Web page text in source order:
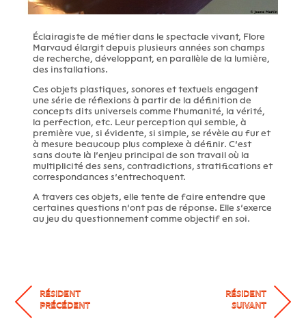
Éclairagiste de métier dans le spectacle vivant, Flore
Marvaud élargit depuis plusieurs années son champs
de recherche, développant, en parallèle de la lumière,
des installations.
Ces objets plastiques, sonores et textuels engagent
une série de réflexions à partir de la définition de
concepts dits universels comme l’humanité, la vérité,
la perfection, etc. Leur perception qui semble, à
première vue, si évidente, si simple, se révèle au fur et
à mesure beaucoup plus complexe à définir. C’est
sans doute là l’enjeu principal de son travail où la
multiplicité des sens, contradictions, stratifications et
correspondances s’entrechoquent.
A travers ces objets, elle tente de faire entendre que
certaines questions n’ont pas de réponse. Elle s’exerce
au jeu du questionnement comme objectif en soi.
RÉSIDENT
PRÉCÉDENT
RÉSIDENT
SUIVANT